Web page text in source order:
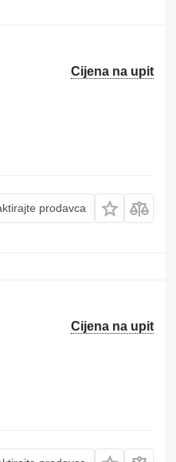
Cijena na upit
prodavca
Cijena na upit